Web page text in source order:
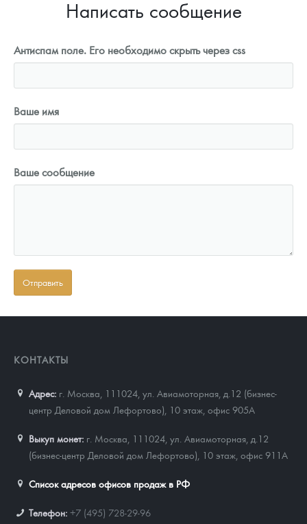
Написать сообщение
Антиспам поле. Его необходимо скрыть через css
Ваше имя
Ваше сообщение
КОНТАКТЫ
Адрес: г. Москва, 111024 ул. Авиамоторная, д.12 (бизнес-
центр Деловой дом Лефортово), 10 этаж, офис 905А
Выкуп монет: г. Москва, 111024, ул. Авиамоторная, д.12
(бизнес-центр Деловой дом Лефортово), 10 этаж, офис 911А
Список адресов офисов продаж в РФ
Телефон: +7 (495) 728-29-96